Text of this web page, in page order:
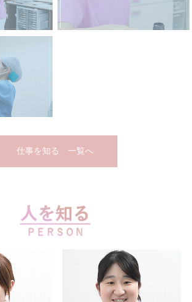
仕事を知る 一覧へ